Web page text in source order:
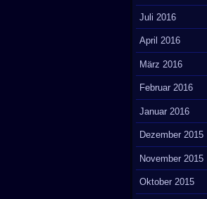
Juli 2016
April 2016
März 2016
Februar 2016
Januar 2016
Dezember 2015
November 2015
Oktober 2015